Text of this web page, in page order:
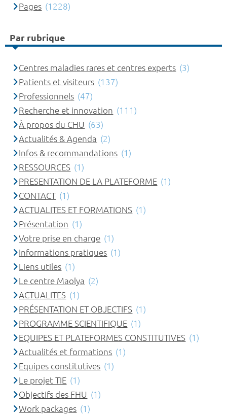
Pages (1228)
Par rubrique
Centres maladies rares et centres experts (3)
Patients et visiteurs (137)
Professionnels (47)
Recherche et innovation (111)
À propos du CHU (63)
Actualités & Agenda (2)
Infos & recommandations (1)
RESSOURCES (1)
PRESENTATION DE LA PLATEFORME (1)
CONTACT (1)
ACTUALITES ET FORMATIONS (1)
Présentation (1)
Votre prise en charge (1)
Informations pratiques (1)
Liens utiles (1)
Le centre Maolya (2)
ACTUALITES (1)
PRÉSENTATION ET OBJECTIFS (1)
PROGRAMME SCIENTIFIQUE (1)
EQUIPES ET PLATEFORMES CONSTITUTIVES (1)
Actualités et formations (1)
Equipes constitutives (1)
Le projet TIE (1)
Objectifs des FHU (1)
Work packages (1)